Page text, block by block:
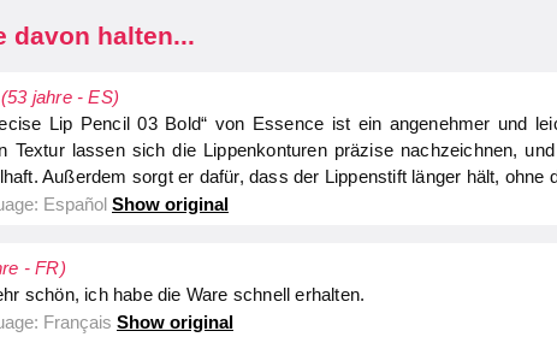
davon halten...
(53 jahre - ES)
Lip Pencil 03 Bold“ von Essence ist ein angenehmer und
Textur lassen sich die Lippenkonturen präzise nachzeichnen,
Außerdem sorgt er dafür, dass der Lippenstift länger hält, ohne
Español Show original
- FR)
schön, ich habe die Ware schnell erhalten.
Français Show original